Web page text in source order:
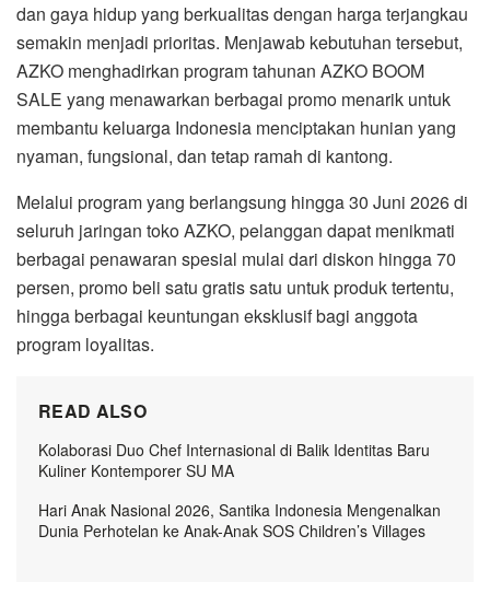
dan gaya hidup yang berkualitas dengan harga terjangkau
semakin menjadi prioritas. Menjawab kebutuhan tersebut,
AZKO menghadirkan program tahunan AZKO BOOM
SALE yang menawarkan berbagai promo menarik untuk
membantu keluarga Indonesia menciptakan hunian yang
nyaman, fungsional, dan tetap ramah di kantong.
Melalui program yang berlangsung hingga 30 Juni 2026 di
seluruh jaringan toko AZKO, pelanggan dapat menikmati
berbagai penawaran spesial mulai dari diskon hingga 70
persen, promo beli satu gratis satu untuk produk tertentu,
hingga berbagai keuntungan eksklusif bagi anggota
program loyalitas.
READ ALSO
Kolaborasi Duo Chef Internasional di Balik Identitas Baru
Kuliner Kontemporer SU MA
Hari Anak Nasional 2026, Santika Indonesia Mengenalkan
Dunia Perhotelan ke Anak-Anak SOS Children’s Villages